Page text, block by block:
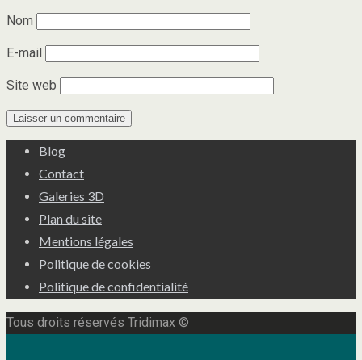
Nom
E-mail
Site web
Blog
Contact
Galeries 3D
Plan du site
Mentions légales
Politique de cookies
Politique de confidentialité
Tous droits réservés Tridimax ©